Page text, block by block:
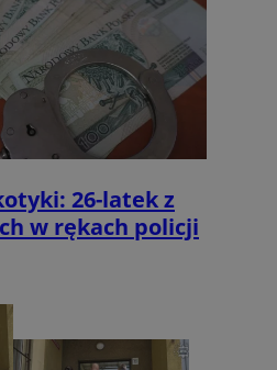
26-latek z
w rękach policji